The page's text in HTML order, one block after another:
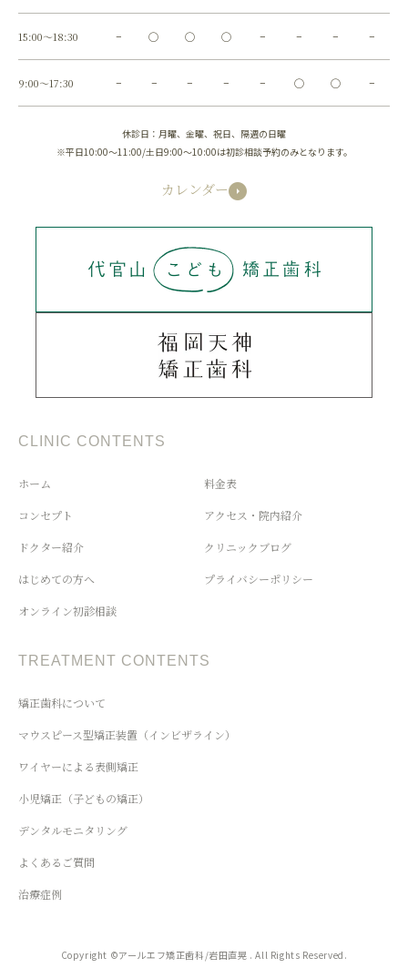
15:00～18:30 − ◯ ◯ ◯ − − − −
9:00～17:30 − − − − − ◯ ◯ −
休診日：月曜、金曜、祝日、隔週の日曜
※平日10:00～11:00/土日9:00～10:00は初診相談予約のみとなります。
カレンダー
CLINIC CONTENTS
ホーム
コンセプト
ドクター紹介
はじめての方へ
オンライン初診相談
料金表
アクセス・院内紹介
クリニックブログ
プライバシーポリシー
TREATMENT CONTENTS
矯正歯科について
マウスピース型矯正装置（インビザライン）
ワイヤーによる表側矯正
小児矯正（子どもの矯正）
デンタルモニタリング
よくあるご質問
治療症例
Copyright ©アールエフ矯正歯科/岩田直晃 . All Rights Reserved.